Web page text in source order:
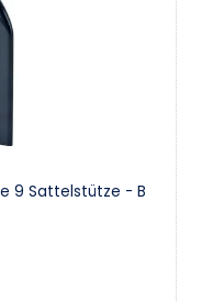
9 Sattelstütze - B